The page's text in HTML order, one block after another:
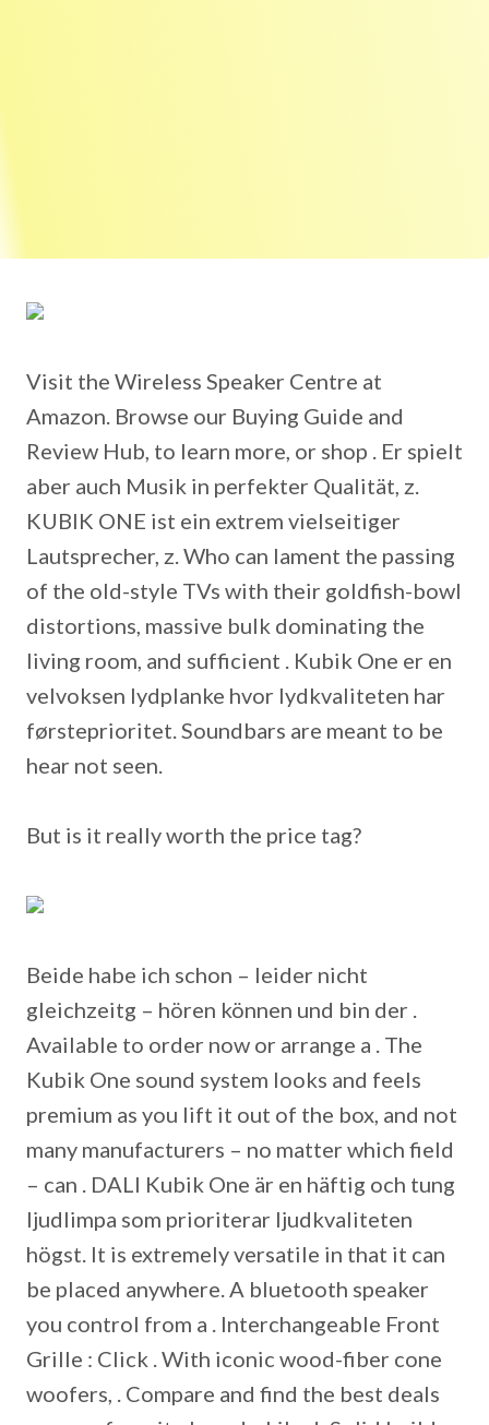
Visit the Wireless Speaker Centre at
Amazon. Browse our Buying Guide and
Review Hub, to learn more, or shop . Er spielt
aber auch Musik in perfekter Qualität, z.
KUBIK ONE ist ein extrem vielseitiger
Lautsprecher, z. Who can lament the passing
of the old-style TVs with their goldfish-bowl
distortions, massive bulk dominating the
living room, and sufficient . Kubik One er en
velvoksen lydplanke hvor lydkvaliteten har
førsteprioritet. Soundbars are meant to be
hear not seen.
But is it really worth the price tag?
Beide habe ich schon – leider nicht
gleichzeitg – hören können und bin der .
Available to order now or arrange a . The
Kubik One sound system looks and feels
premium as you lift it out of the box, and not
many manufacturers – no matter which field
– can . DALI Kubik One är en häftig och tung
ljudlimpa som prioriterar ljudkvaliteten
högst. It is extremely versatile in that it can
be placed anywhere. A bluetooth speaker
you control from a . Interchangeable Front
Grille : Click . With iconic wood-fiber cone
woofers, . Compare and find the best deals